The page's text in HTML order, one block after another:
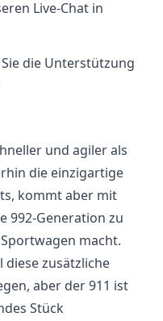
Live-Chat in
die Unterstützung
und agiler als
die einzigartige
kommt aber mit
992-Generation zu
macht.
zusätzliche
aber der 911 ist
Stück